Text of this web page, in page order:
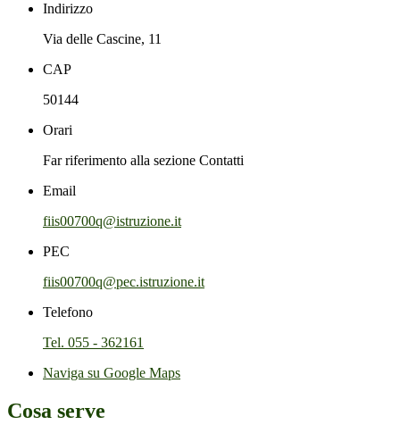
Indirizzo
Via delle Cascine, 11
CAP
50144
Orari
Far riferimento alla sezione Contatti
Email
fiis00700q@istruzione.it
PEC
fiis00700q@pec.istruzione.it
Telefono
Tel. 055 - 362161
Naviga su Google Maps
Cosa serve